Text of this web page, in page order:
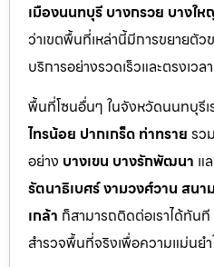
เมืองนนทบุรี บางกรวย บางใ
ว่าเขตพื้นที่เหล่านี้มีการขยายตั
บริการอย่างรวดเร็วและตรงเวลา
พื้นที่โซนอื่นๆ ในจังหวัดนนทบุรีเ
ไทรน้อย ปากเกร็ด ท่าทราย รว
อย่าง บางเขน บางรักพัฒนา แ
รัตนาธิเบศร์งามวงศ์วาน สนา
เกล้า ก็สามารถติดต่อเราได้ทัน
สำรวจพื้นที่จริงเพื่อความแม่นยำ